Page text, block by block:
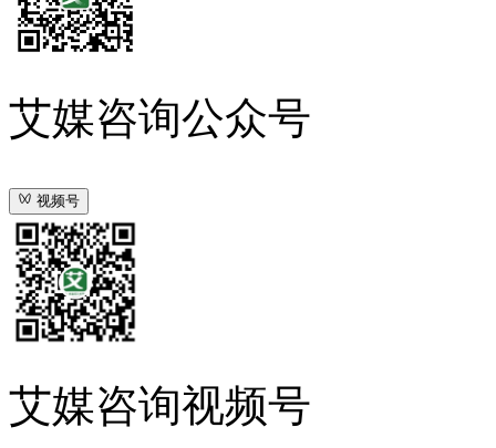
艾媒咨询公众号
视频号
艾媒咨询视频号